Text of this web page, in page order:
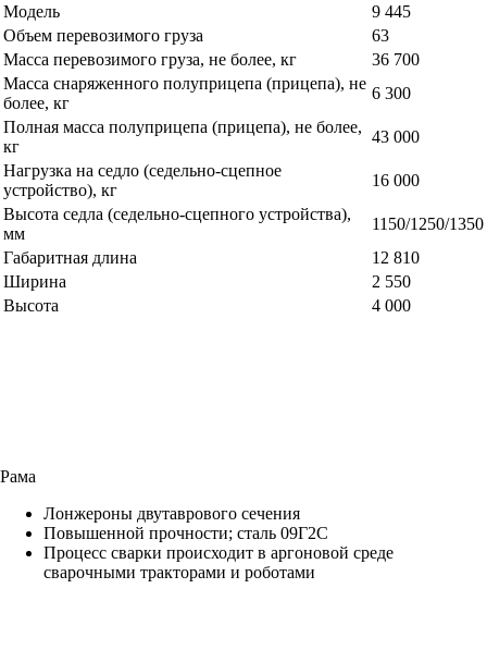
Модель
9 445
Объем перевозимого груза
63
Масса перевозимого груза, не более, кг
36 700
Масса снаряженного полуприцепа (прицепа), не
более, кг
6 300
Полная масса полуприцепа (прицепа), не более,
кг
43 000
Нагрузка на седло (седельно-сцепное
устройство), кг
16 000
Высота седла (седельно-сцепного устройства),
мм
1150/1250/1350
Габаритная длина
12 810
Ширина
2 550
Высота
4 000
Рама
Лонжероны двутаврового сечения
Повышенной прочности; сталь 09Г2С
Процесс сварки происходит в аргоновой среде
сварочными тракторами и роботами